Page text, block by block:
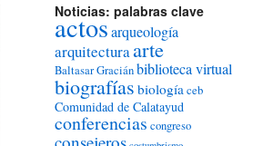
Noticias: palabras clave
actosarqueología
arquitecturaarte
Baltasar Graciánbiblioteca virtual
biografías biología ceb
Comunidad de Calatayud
conferencias congreso